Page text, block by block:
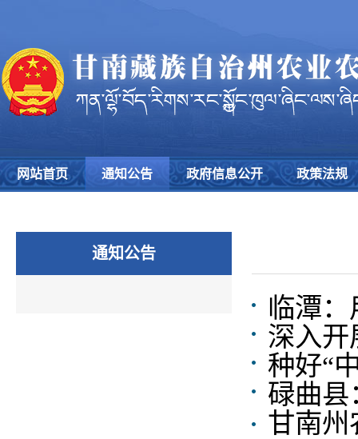
网站首页 通知公告 政府信息公开 政策法规
通知公告
临潭：
深入开
种好“
碌曲县
甘南州